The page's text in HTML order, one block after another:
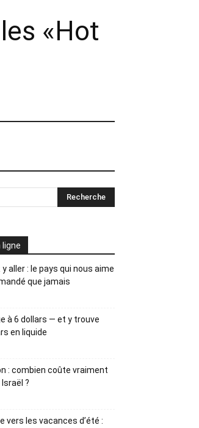
«Hot
ligne
aller : le pays qui nous aime
que jamais
à 6 dollars — et y trouve
en liquide
: combien coûte vraiment
?
vers les vacances d’été :